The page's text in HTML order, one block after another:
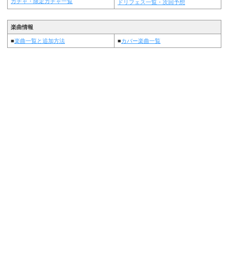
ガチャ・限定ガチャ一覧 ドリフェス一覧・次回予想
楽曲情報
■楽曲一覧と追加方法 ■カバー楽曲一覧